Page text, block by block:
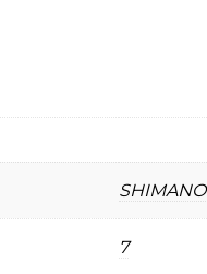
SHIMANO
7